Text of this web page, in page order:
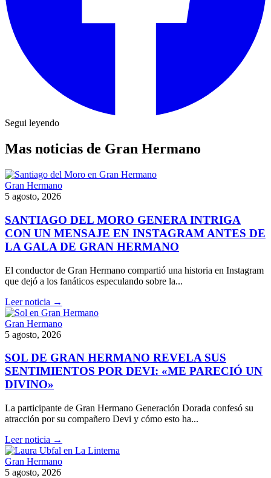
Segui leyendo
Mas noticias de Gran Hermano
Gran Hermano
5 agosto, 2026
SANTIAGO DEL MORO GENERA INTRIGA
CON UN MENSAJE EN INSTAGRAM ANTES DE
LA GALA DE GRAN HERMANO
El conductor de Gran Hermano compartió una historia en Instagram
que dejó a los fanáticos especulando sobre la...
Leer noticia →
Gran Hermano
5 agosto, 2026
SOL DE GRAN HERMANO REVELA SUS
SENTIMIENTOS POR DEVI: «ME PARECIÓ UN
DIVINO»
La participante de Gran Hermano Generación Dorada confesó su
atracción por su compañero Devi y cómo esto ha...
Leer noticia →
Gran Hermano
5 agosto, 2026